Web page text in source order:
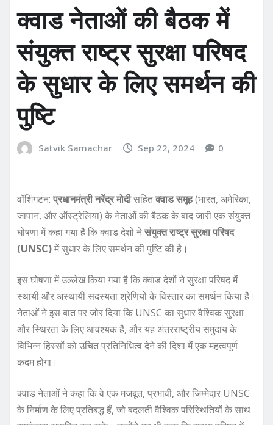
क्वाड नेताओं की बैठक में
संयुक्त राष्ट्र सुरक्षा परिषद
के सुधार के लिए समर्थन की
पुष्टि
Satvik Samachar Sep 22, 2024 0
वॉशिंगटन: प्रधानमंत्री नरेंद्र मोदीसहितक्वाड समूह(भारत, अमेरिका,
जापान, और ऑस्ट्रेलिया) के नेताओं की बैठक के बाद जारी एक संयुक्त
घोषणा में कहा गया है कि क्वाड देशों नेसंयुक्त राष्ट्र सुरक्षा परिषद
(UNSC)में सुधार के लिए समर्थन की पुष्टि की है।
इस घोषणा में उल्लेख किया गया है कि क्वाड देशों ने सुरक्षा परिषद में
स्थायी और अस्थायी सदस्यता श्रेणियों के विस्तार का समर्थन किया है।
नेताओं ने इस बात पर जोर दिया कि UNSC का सुधार वैश्विक सुरक्षा
और स्थिरता के लिए आवश्यक है, और यह अंतरराष्ट्रीय समुदाय के
विभिन्न हिस्सों को उचित प्रतिनिधित्व देने की दिशा में एक महत्वपूर्ण
कदम होगा।
क्वाड नेताओं ने कहा कि वे एक मजबूत, प्रभावी, और जिम्मेदार UNSC
के निर्माण के लिए प्रतिबद्ध हैं, जो बदलती वैश्विक परिस्थितियों के साथ